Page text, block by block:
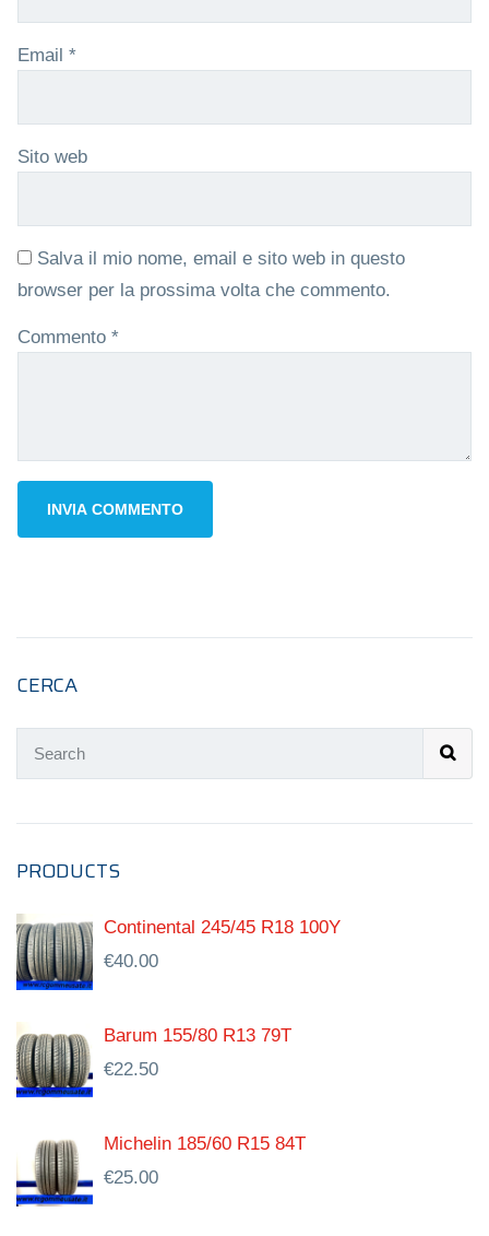
Email *
Sito web
Salva il mio nome, email e sito web in questo
browser per la prossima volta che commento.
Commento *
CERCA
PRODUCTS
Continental 245/45 R18 100Y
€40.00
Barum 155/80 R13 79T
€22.50
Michelin 185/60 R15 84T
€25.00